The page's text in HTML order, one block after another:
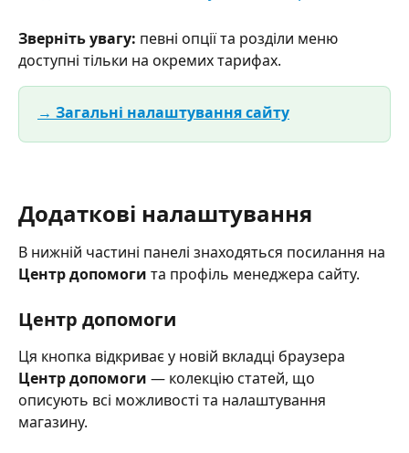
Зверніть увагу: певні опції та розділи меню
доступні тільки на окремих тарифах.
→ Загальні налаштування сайту
Додаткові налаштування
В нижній частині панелі знаходяться посилання на
Центр допомоги та профіль менеджера сайту.
Центр допомоги
Ця кнопка відкриває у новій вкладці браузера
Центр допомоги — колекцію статей, що
описують всі можливості та налаштування
магазину.